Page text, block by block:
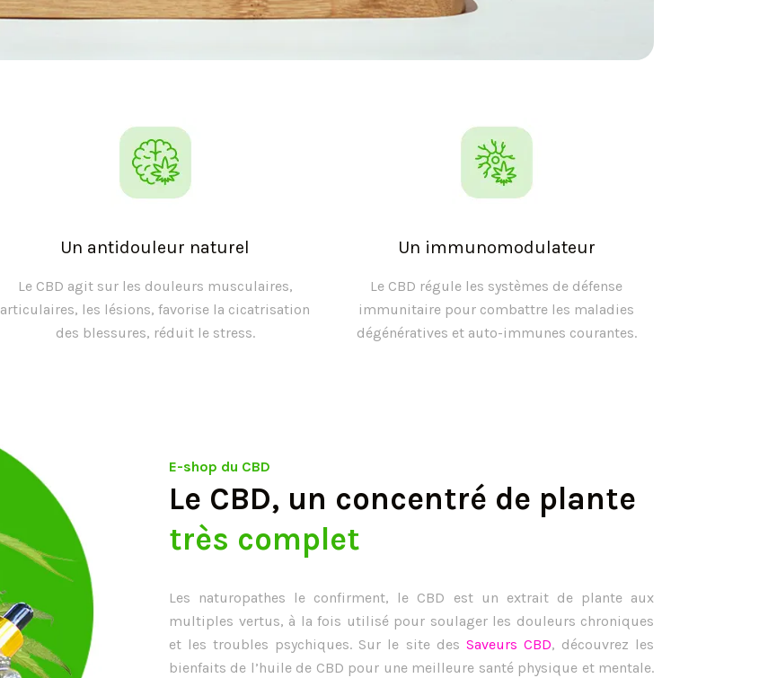
Un antidouleur naturel
Le CBD agit sur les douleurs musculaires,
articulaires, les lésions, favorise la cicatrisation
des blessures, réduit le stress.
Un immunomodulateur
Le CBD régule les systèmes de défense
immunitaire pour combattre les maladies
dégénératives et auto-immunes courantes.
E-shop du CBD
Le CBD, un concentré de plante
très complet
Les naturopathes le confirment, le CBD est un extrait de plante aux
multiples vertus, à la fois utilisé pour soulager les douleurs chroniques
et les troubles psychiques. Sur le site des Saveurs CBD, découvrez les
bienfaits de l’huile de CBD pour une meilleure santé physique et mentale.